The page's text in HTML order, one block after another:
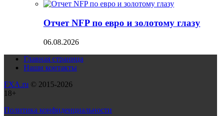
Отчет NFP по евро и золотому глазу
06.08.2026
Главная страница
Наши контакты
FXA.ru © 2015-2026
18+
Политика конфиденциальности